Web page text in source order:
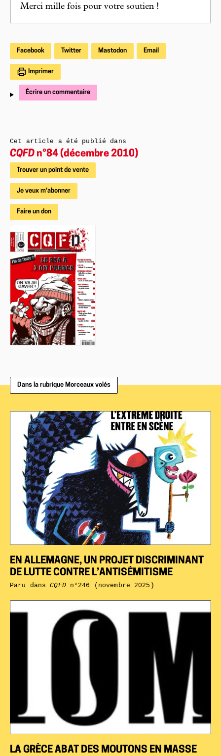
Merci mille fois pour votre soutien !
Facebook Twitter Mastodon Email
Imprimer
Écrire un commentaire
Cet article a été publié dans
CQFD n°84 (décembre 2010)
Trouver un point de vente
Je veux m'abonner
Faire un don
Dans la rubrique Morceaux volés
LA GRÈCE ABAT DES MOUTONS EN MASSE
EN ALLEMAGNE, UN PROJET DISCRIMINANT
DE LUTTE CONTRE L’ANTISÉMITISME
Paru dansCQFDn°246 (novembre 2025)